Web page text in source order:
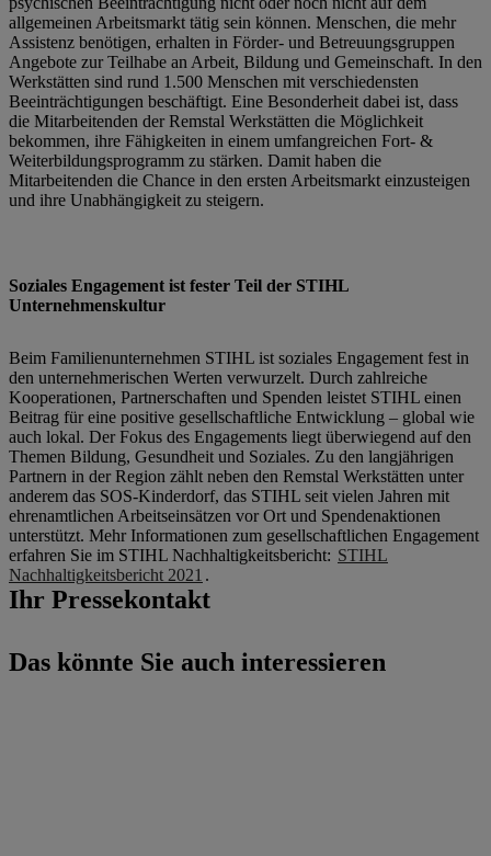
allgemeinen Arbeitsmarkt tätig sein können. Menschen, die mehr
Assistenz benötigen, erhalten in Förder- und Betreuungsgruppen
Angebote zur Teilhabe an Arbeit, Bildung und Gemeinschaft. In den
Werkstätten sind rund 1.500 Menschen mit verschiedensten
Beeinträchtigungen beschäftigt. Eine Besonderheit dabei ist, dass
die Mitarbeitenden der Remstal Werkstätten die Möglichkeit
bekommen, ihre Fähigkeiten in einem umfangreichen Fort- &
Weiterbildungsprogramm zu stärken. Damit haben die
Mitarbeitenden die Chance in den ersten Arbeitsmarkt einzusteigen
und ihre Unabhängigkeit zu steigern.
Soziales Engagement ist fester Teil der STIHL
Unternehmenskultur
Beim Familienunternehmen STIHL ist soziales Engagement fest in
den unternehmerischen Werten verwurzelt. Durch zahlreiche
Kooperationen, Partnerschaften und Spenden leistet STIHL einen
Beitrag für eine positive gesellschaftliche Entwicklung – global wie
auch lokal. Der Fokus des Engagements liegt überwiegend auf den
Themen Bildung, Gesundheit und Soziales. Zu den langjährigen
Partnern in der Region zählt neben den Remstal Werkstätten unter
anderem das SOS-Kinderdorf, das STIHL seit vielen Jahren mit
ehrenamtlichen Arbeitseinsätzen vor Ort und Spendenaktionen
unterstützt. Mehr Informationen zum gesellschaftlichen Engagement
erfahren Sie im STIHL Nachhaltigkeitsbericht: STIHL
Nachhaltigkeitsbericht 2021 .
Ihr Pressekontakt
Das könnte Sie auch interessieren